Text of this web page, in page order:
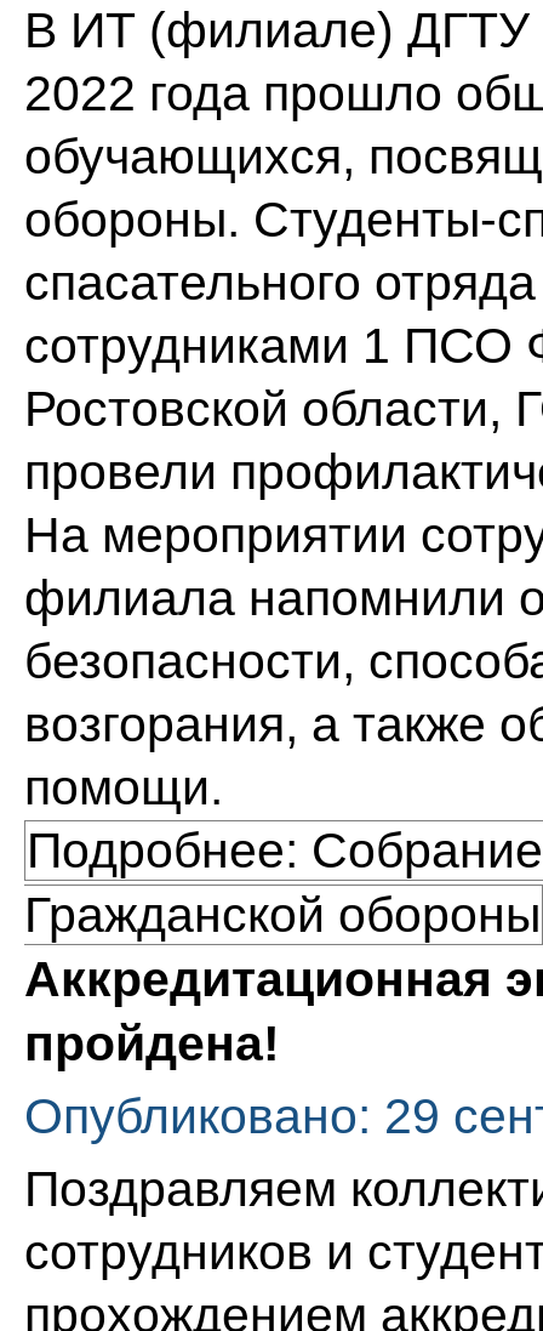
В ИТ (филиале) ДГТУ
2022 года прошло
обучающихся,
обороны. Студенты-
спасательного
сотрудниками 1
Ростовской области,
провели
На мероприятии
филиала напомнили
безопасности,
возгорания, а также
помощи.
Подробнее:
Гражданской обороны
Аккредитационная
пройдена!
Опубликовано: 29
Поздравляем
сотрудников и
прохождением